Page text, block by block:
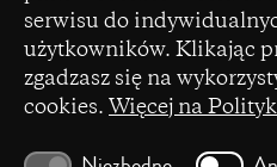
serwisu do
użytkowników. Klikając
zgadzasz się na
cookies. Więcej na
window)
(opens
Ministerstwa Nauki i